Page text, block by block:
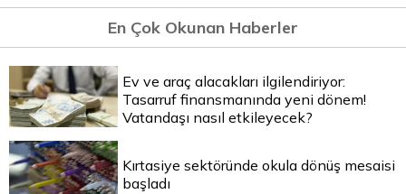
En Çok Okunan Haberler
Ev ve araç alacakları ilgilendiriyor:
Tasarruf finansmanında yeni dönem!
Vatandaşı nasıl etkileyecek?
Kırtasiye sektöründe okula dönüş mesaisi
başladı